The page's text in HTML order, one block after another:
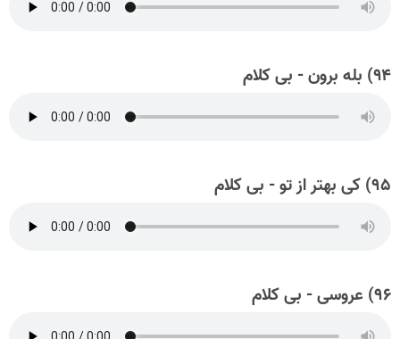
۹۴) بله برون - بی کلام
۹۵) کی بهتر از تو - بی کلام
۹۶) عروسی - بی کلام